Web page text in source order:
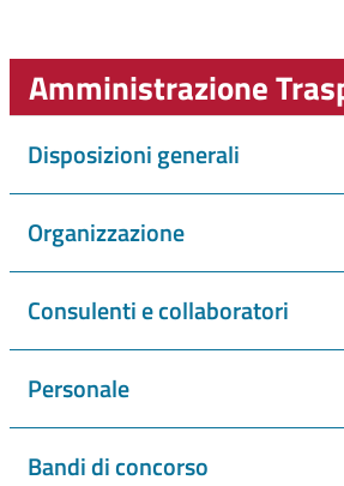
Amministrazione
Disposizioni generali
Organizzazione
Consulenti e collaboratori
Personale
Bandi di concorso